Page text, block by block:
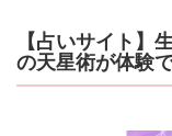
【占いサイト】
の天星術が体験